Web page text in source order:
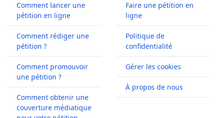
Comment lancer une
pétition en ligne
Comment rédiger une
pétition ?
Comment promouvoir
une pétition ?
Comment obtenir une
couverture médiatique
Faire une pétition en
ligne
Politique de
confidentialité
Gérer les cookies
À propos de nous